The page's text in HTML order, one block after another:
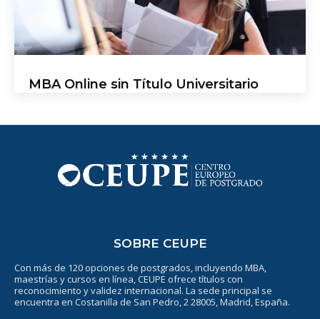
MBA Online sin Título Universitario
SOBRE CEUPE
Con más de 120 opciones de postgrados, incluyendo MBA,
maestrías y cursos en línea, CEUPE ofrece títulos con
reconocimiento y validez internacional. La sede principal se
encuentra en Costanilla de San Pedro, 2 28005, Madrid, España.